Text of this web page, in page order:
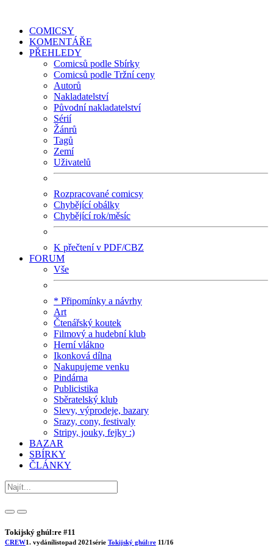
COMICSY
KOMENTÁŘE
PŘEHLEDY
Comicsů podle Sbírky
Comicsů podle Tržní ceny
Autorů
Nakladatelství
Původní nakladatelství
Sérií
Žánrů
Tagů
Zemí
Uživatelů
Rozpracované comicsy
Chybějící obálky
Chybějící rok/měsíc
K přečtení v PDF/CBZ
FORUM
Vše
* Připomínky a návrhy
Art
Čtenářský koutek
Filmový a hudební klub
Herní vlákno
Ikonková dílna
Nakupujeme venku
Pindárna
Publicistika
Sběratelský klub
Slevy, výprodeje, bazary
Srazy, cony, festivaly
Stripy, jouky, fejky :)
BAZAR
SBÍRKY
ČLÁNKY
Tokijský ghúl:re #11
CREW1. vydánílistopad 2021série Tokijský ghúl:re 11/16